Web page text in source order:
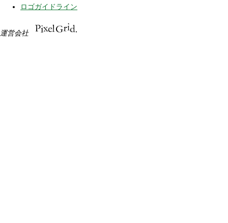
ロゴガイドライン
運営会社